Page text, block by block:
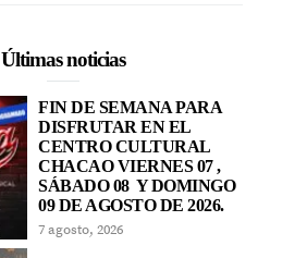
Últimas noticias
FIN DE SEMANA PARA
DISFRUTAR EN EL
CENTRO CULTURAL
CHACAO VIERNES 07 ,
SÁBADO 08 Y DOMINGO
09 DE AGOSTO DE 2026.
7 agosto, 2026